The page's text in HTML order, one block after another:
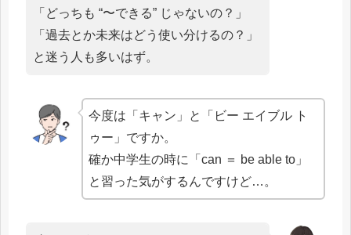
「どっちも “〜できる” じゃないの？」
「過去とか未来はどう使い分けるの？」
と迷う人も多いはず。
今度は「キャン」と「ビー エイブル ト
ゥー」ですか。
確か中学生の時に「can ＝ be able to」
と習った気がするんですけど…。